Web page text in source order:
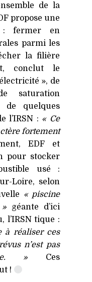
de la
propose une
: fermer en
parmi les
la filière
conclut le
», de
saturation
de quelques
l’IRSN : « Ce
fortement
EDFet
pour stocker
usé :
Loire, selon
« piscine
géante d’ici
l’IRSN tique :
à réaliser ces
n’est pas
» Ces
!